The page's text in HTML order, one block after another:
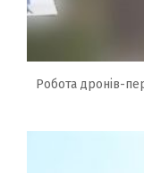
Робота дронів-